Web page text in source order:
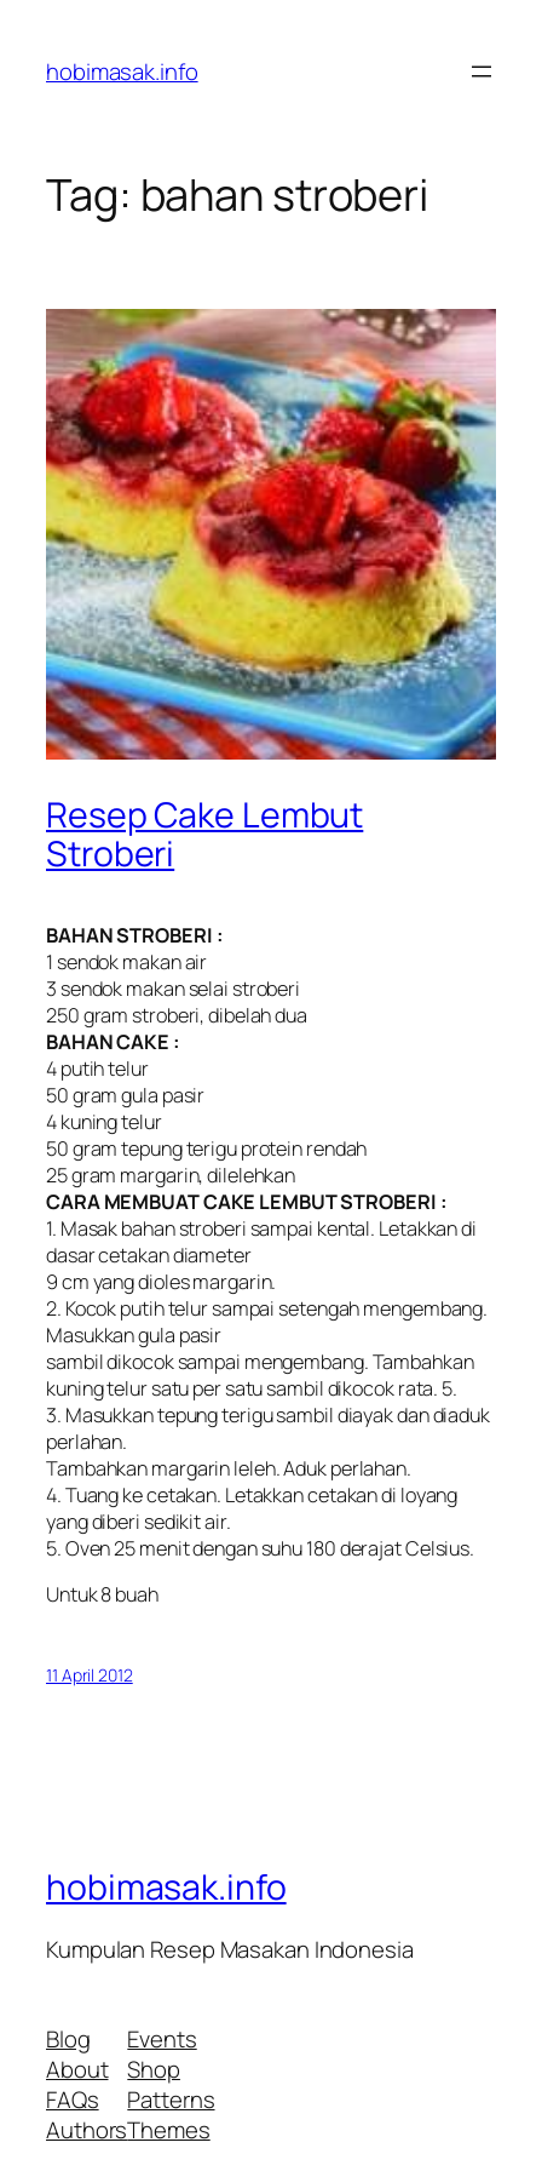
content
hobimasak.info
Tag: bahan stroberi
Resep Cake Lembut
Stroberi
BAHAN STROBERI :
1 sendok makan air
3 sendok makan selai stroberi
250 gram stroberi, dibelah dua
BAHAN CAKE :
4 putih telur
50 gram gula pasir
4 kuning telur
50 gram tepung terigu protein rendah
25 gram margarin, dilelehkan
CARA MEMBUAT CAKE LEMBUT STROBERI :
1. Masak bahan stroberi sampai kental. Letakkan di
dasar cetakan diameter
9 cm yang dioles margarin.
2. Kocok putih telur sampai setengah mengembang.
Masukkan gula pasir
sambil dikocok sampai mengembang. Tambahkan
kuning telur satu per satu sambil dikocok rata. 5.
3. Masukkan tepung terigu sambil diayak dan diaduk
perlahan.
Tambahkan margarin leleh. Aduk perlahan.
4. Tuang ke cetakan. Letakkan cetakan di loyang
yang diberi sedikit air.
5. Oven 25 menit dengan suhu 180 derajat Celsius.
Untuk 8 buah
11 April 2012
hobimasak.info
Kumpulan Resep Masakan Indonesia
Blog
About
FAQs
Authors
Events
Shop
Patterns
Themes